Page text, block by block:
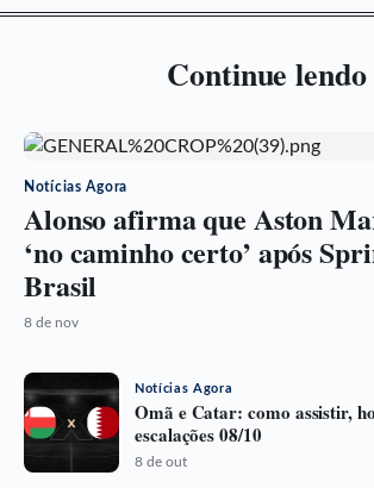
Continue lendo
Notícias Agora
Alonso afirma que Aston
‘no caminho certo’ após
Brasil
8 de nov
Notícias Agora
Omã e Catar: como assistir,
escalações 08/10
8 de out